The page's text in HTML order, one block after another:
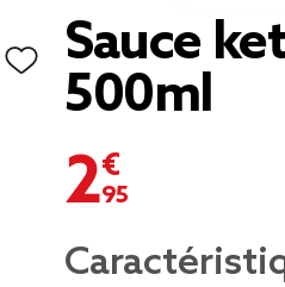
Sauce
500ml
2,95 €